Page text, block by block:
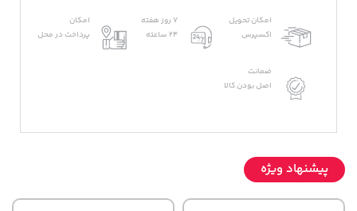
امکان تحویل
اکسپرس
7 روز هفته
24 ساعته
امکان
پرداخت در محل
ضمانت
اصل بودن کالا
پیشنهاد ویژه